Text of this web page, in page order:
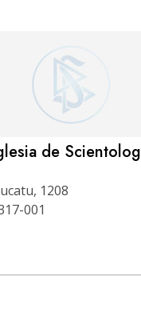
de
1208
001